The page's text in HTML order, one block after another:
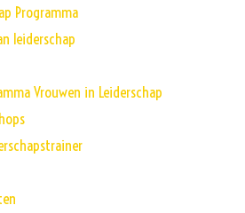
Programma
leiderschap
Vrouwen in Leiderschap